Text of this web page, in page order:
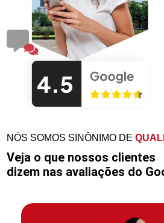
NÓS SOMOS SINÔNIMO DE
Veja o que nossos clientes
dizem nas avaliações do